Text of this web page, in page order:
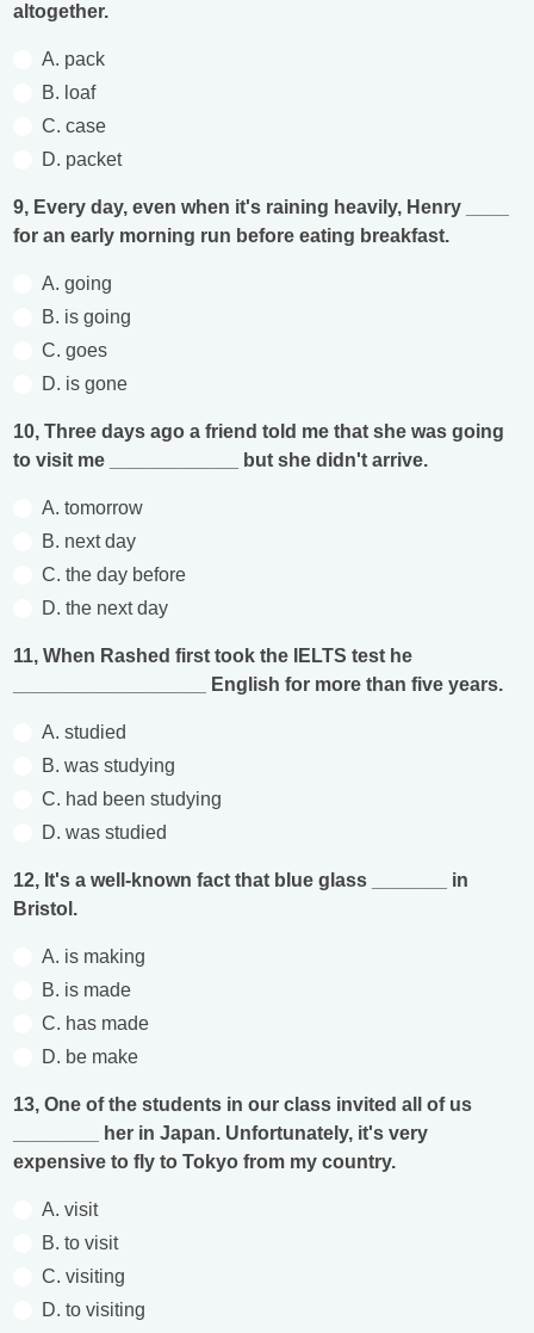
altogether.
A. pack
B. loaf
C. case
D. packet
9, Every day, even when it's raining heavily, Henry ____
for an early morning run before eating breakfast.
A. going
B. is going
C. goes
D. is gone
10, Three days ago a friend told me that she was going
to visit me ____________ but she didn't arrive.
A. tomorrow
B. next day
C. the day before
D. the next day
11, When Rashed first took the IELTS test he
__________________ English for more than five years.
A. studied
B. was studying
C. had been studying
D. was studied
12, It's a well-known fact that blue glass _______ in
Bristol.
A. is making
B. is made
C. has made
D. be make
13, One of the students in our class invited all of us
________ her in Japan. Unfortunately, it's very
expensive to fly to Tokyo from my country.
A. visit
B. to visit
C. visiting
D. to visiting